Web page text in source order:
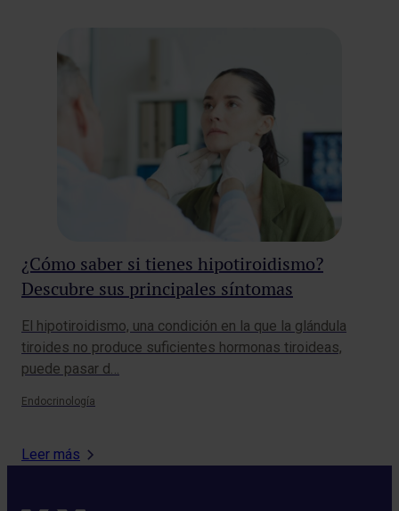
¿Cómo saber si tienes hipotiroidismo?
Descubre sus principales síntomas
El hipotiroidismo, una condición en la que la glándula
tiroides no produce suficientes hormonas tiroideas,
puede pasar d…
Endocrinología
Leer más